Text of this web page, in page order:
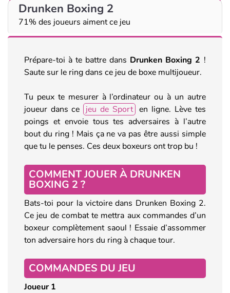
Drunken Boxing 2
71% des joueurs aiment ce jeu
Prépare-toi à te battre dans Drunken Boxing 2 !
Saute sur le ring dans ce jeu de boxe multijoueur.
Tu peux te mesurer à l’ordinateur ou à un autre
joueur dans ce jeu de Sport en ligne. Lève tes
poings et envoie tous tes adversaires à l’autre
bout du ring ! Mais ça ne va pas être aussi simple
que tu le penses. Ces deux boxeurs ont trop bu !
COMMENT JOUER À DRUNKEN
BOXING 2 ?
Bats-toi pour la victoire dans Drunken Boxing 2.
Ce jeu de combat te mettra aux commandes d’un
boxeur complètement saoul ! Essaie d’assommer
ton adversaire hors du ring à chaque tour.
COMMANDES DU JEU
Joueur 1